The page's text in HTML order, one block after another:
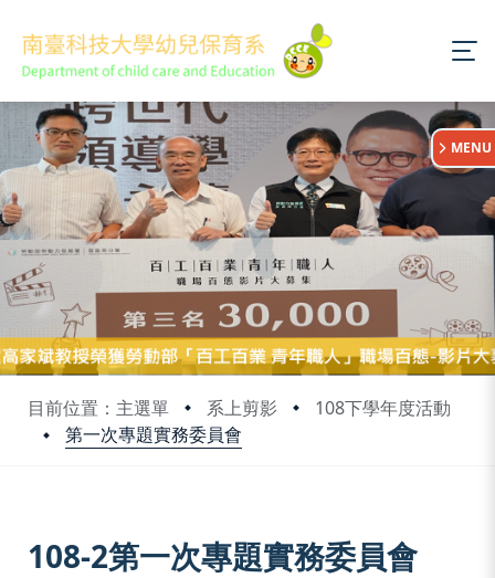
目前位置：主選單 系上剪影
108下學年度活動
第一次專題實務委員會
:::
MENU
108-2第一次專題實務委員會